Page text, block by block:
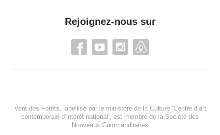
Rejoignez-nous sur
Vent des Forêts, labellisé par le ministère de la Culture ‘Centre d’art
contemporain d’intérêt national’, est membre de la Société des
Nouveaux Commanditaires